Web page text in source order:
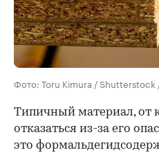
Фото: Toru Kimura / Shutterstock
Типичный материал, от
отказаться из-за его
это